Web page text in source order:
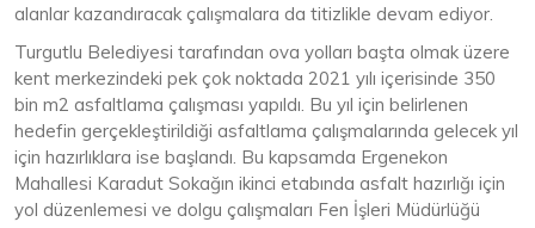
alanlar kazandıracak çalışmalara da titizlikle devam ediyor.
Turgutlu Belediyesi tarafından ova yolları başta olmak üzere
kent merkezindeki pek çok noktada 2021 yılı içerisinde 350
bin m2 asfaltlama çalışması yapıldı. Bu yıl için belirlenen
hedefin gerçekleştirildiği asfaltlama çalışmalarında gelecek yıl
için hazırlıklara ise başlandı. Bu kapsamda Ergenekon
Mahallesi Karadut Sokağın ikinci etabında asfalt hazırlığı için
yol düzenlemesi ve dolgu çalışmaları Fen İşleri Müdürlüğü